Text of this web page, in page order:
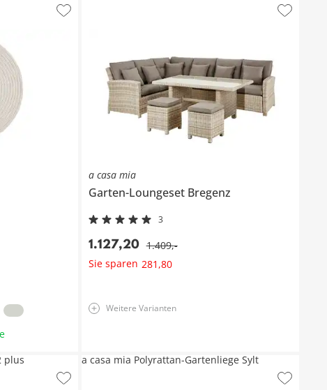
a casa mia
Garten-Loungeset Bregenz
3
1.127,20 1.409,-
Sie sparen 281 ,80
Weitere Varianten
plus a casa mia Polyrattan-Gartenliege Sylt